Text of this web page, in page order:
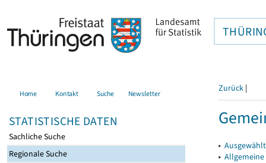
Home Kontakt Suche Newsletter
STATISTISCHE DATEN
Sachliche Suche
Regionale Suche
Zurück |
▸
▸